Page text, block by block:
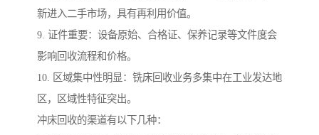
新进入二手市场，具有再利用价值。
9. 证件重要：设备原始、合格证、保养记录等文件度会
影响回收流程和价格。
10. 区域集中性明显：铣床回收业务多集中在工业发达地
区，区域性特征突出。
冲床回收的渠道有以下几种：